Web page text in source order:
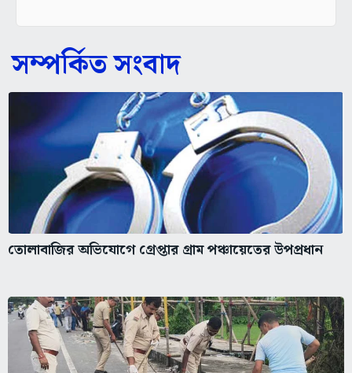
সম্পর্কিত সংবাদ
তোলাবাজির অভিযোগে গ্রেপ্তার গ্রাম পঞ্চায়েতের উপপ্রধান